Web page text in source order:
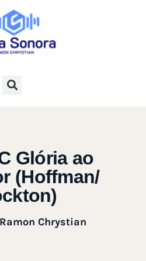
Glória ao
(Hoffman/
Chrystian